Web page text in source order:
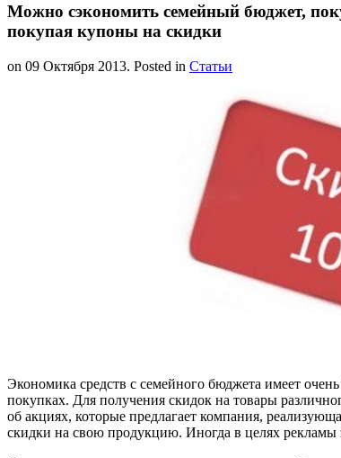
Можно сэкономить семейный бюджет,
покупая купоны на скидки
on 09 Октября 2013. Posted in Статьи
Экономика средств с семейного бюджета имеет
покупках. Для получения скидок на товары
об акциях, которые предлагает компания,
скидки на свою продукцию. Иногда в целях рекламы